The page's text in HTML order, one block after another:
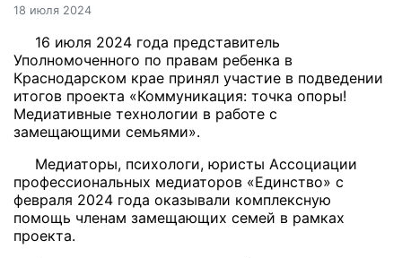
18 июля 2024
16 июля 2024 года представитель
Уполномоченного по правам ребенка в
Краснодарском крае принял участие в подведении
итогов проекта «Коммуникация: точка опоры!
Медиативные технологии в работе с
замещающими семьями».
Медиаторы, психологи, юристы Ассоциации
профессиональных медиаторов «Единство» с
февраля 2024 года оказывали комплексную
помощь членам замещающих семей в рамках
проекта.